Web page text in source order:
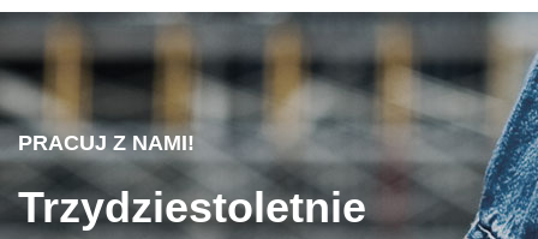
PRACUJ Z NAMI!
Trzydziestoletnie